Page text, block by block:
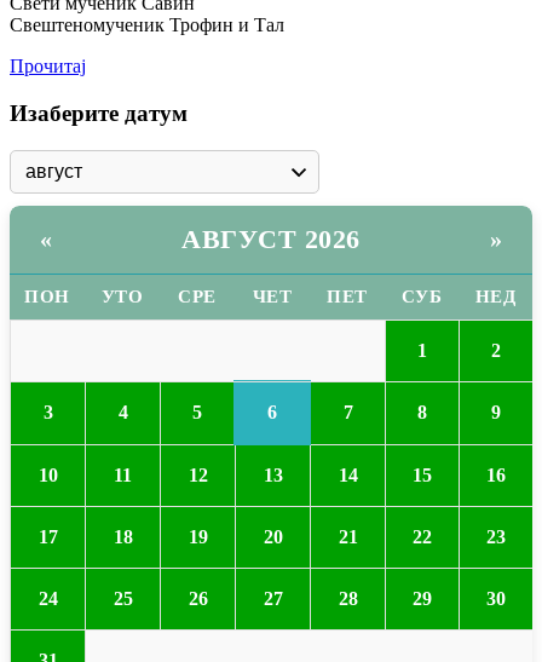
Свештеномученик Трофин и Тал
Прочитај
Изаберите датум
« АВГУСТ 2026 »
ПОН УТО СРЕ ЧЕТ ПЕТ СУБ НЕД
1 2
3 4 5 6 7 8 9
10 11 12 13 14 15 16
17 18 19 20 21 22 23
24 25 26 27 28 29 30